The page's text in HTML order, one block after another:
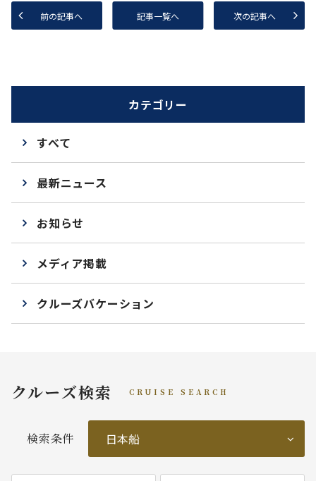
前の記事へ 記事一覧へ 次の記事へ
カテゴリー
すべて
最新ニュース
お知らせ
メディア掲載
クルーズバケーション
クルーズ検索 CRUISE SEARCH
検索条件